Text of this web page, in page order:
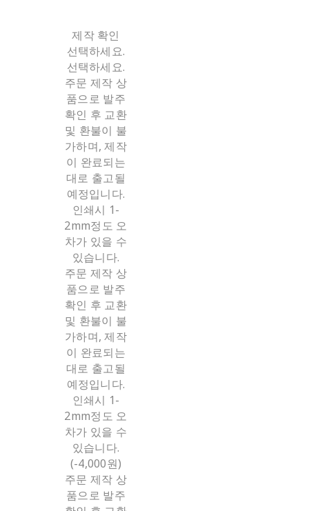
제작 확인
선택하세요.
선택하세요.
주문 제작 상
품으로 발주
확인 후 교환
및 환불이 불
가하며, 제작
이 완료되는
대로 출고될
예정입니다.
인쇄시 1-
2mm정도 오
차가 있을 수
있습니다.
주문 제작 상
품으로 발주
확인 후 교환
및 환불이 불
가하며, 제작
이 완료되는
대로 출고될
예정입니다.
인쇄시 1-
2mm정도 오
차가 있을 수
있습니다.
(-4,000원)
주문 제작 상
품으로 발주